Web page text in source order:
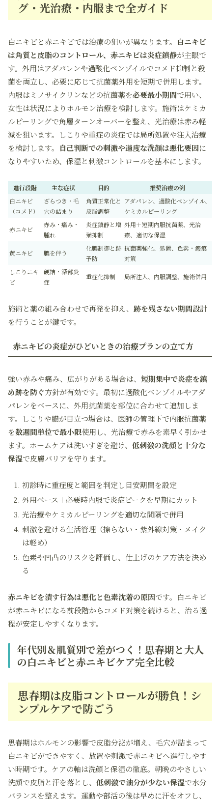
グ・光治療・内服まで全ガイド
白ニキビと赤ニキビでは治療の狙いが異なります。 白ニキビ
は角質と皮脂のコントロール、赤ニキビは炎症鎮静が主眼で
す。外用はアダパレンや過酸化ベンゾイルでコメド抑制と殺
菌を両立し、必要に応じて抗菌薬外用を短期で併用します。
内服はミノサイクリンなどの抗菌薬を必要最小期間で用い、
女性は状況によりホルモン治療を検討します。施術はケミカ
ルピーリングで角層ターンオーバーを整え、光治療は赤み軽
減を狙います。しこりや重症の炎症では局所処置や注入治療
を検討します。
自己判断での刺激や過度な洗顔は悪化要因に
なりやすいため、保湿と刺激コントロールを基本にします。
進行段階 主な症状 目的
推奨治療の例
白ニキビ
（コメド）
ざらつき・毛
穴の詰まり
角質正常化と
皮脂調整
アダパレン、過酸化ベンゾイル、
ケミカルピーリング
赤ニキビ
赤み・痛み・
腫れ
炎症鎮静と増
殖抑制
外用＋短期内服抗菌薬、光治
療、適切な保湿
黄ニキビ 膿を伴う
化膿制御と跡
予防
抗菌薬強化、処置、色素・瘢痕
対策
しこりニキ
ビ
硬結・深部炎
症
重症化抑制 局所注入、内服調整、施術併用
施術と薬の組み合わせで再発を抑え、 跡を残さない期間設計
を行うことが鍵です。
赤ニキビの炎症がひどいときの治療プランの立て方
強い赤みや痛み、広がりがある場合は、 短期集中で炎症を鎮
め跡を防ぐ方針が有効です。最初に過酸化ベンゾイルやアダ
パレンをベースに、外用抗菌薬を部位に合わせて追加しま
す。しこりや膿が目立つ場合は、医師の管理下で内服抗菌薬
を数週間単位で最小限使用し、光治療で赤みを素早く引かせ
ます。ホームケアは洗いすぎを避け、 低刺激の洗顔と十分な
保湿で皮膚バリアを守ります。
初診時に重症度と範囲を判定し目安期間を設定
外用ベース＋必要時内服で炎症ピークを早期にカット
光治療やケミカルピーリングを適切な間隔で併用
刺激を避ける生活管理（擦らない・紫外線対策・メイク
は軽め）
色素や凹凸のリスクを評価し、仕上げのケア方法を決め
る
赤ニキビを潰す行為は悪化と色素沈着の原因です。白ニキビ
が赤ニキビになる前段階からコメド対策を続けると、治る過
程が安定しやすくなります。
年代別＆肌質別で差がつく！思春期と大人
の白ニキビと赤ニキビケア完全比較
思春期は皮脂コントロールが勝負！シ
ンプルケアで防ごう
思春期はホルモンの影響で皮脂分泌が増え、毛穴が詰まって
白ニキビができやすく、放置や刺激で赤ニキビへ進行しやす
い時期です。ケアの軸は洗顔と保湿の徹底。朝晩のやさしい
洗顔で皮脂と汗を落とし、 低刺激で油分が少ない保湿で水分
バランスを整えます。運動や部活の後は早めに汗をオフし、